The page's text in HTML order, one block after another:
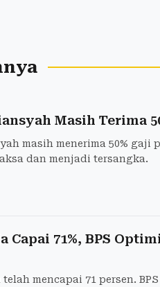
Masih Terima
masih menerima 50% gaji
dan menjadi tersangka.
Capai 71%, BPS
mencapai 71 persen.